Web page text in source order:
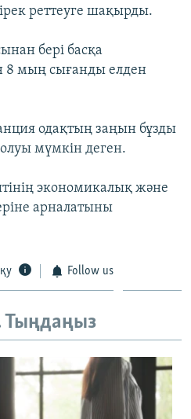
реттеуге шақырды.
бері басқа
8 мың сығанды елден
одақтың заңын бұзды
мүмкін деген.
экономикалық және
арналатыны
Follow us
Тыңдаңыз